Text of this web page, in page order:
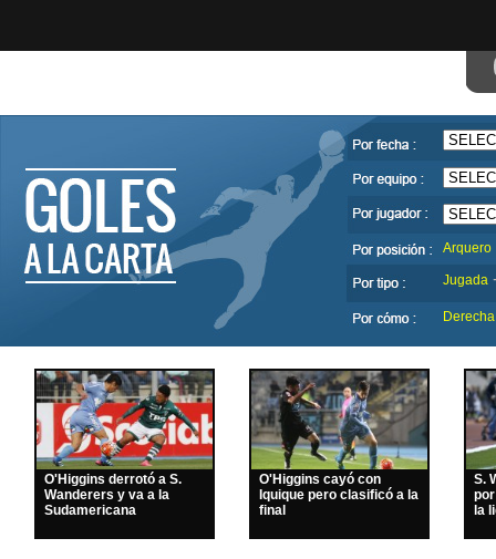
Arquero
Jugada
Derecha
O'Higgins derrotó a S.
Wanderers y va a la
Sudamericana
O'Higgins cayó con
Iquique pero clasificó a la
final
S.
la